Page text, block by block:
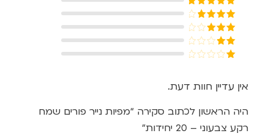
דורג5מתוך
5
דורג4
מתוך 5
דורג3
מתוך 5
דורג
מתוך
5
אין עדיין חוות דעת.
היה הראשון לכתוב סקירה “מפיות נייר פורים שמח
רקע צבעוני – 20 יחידות”